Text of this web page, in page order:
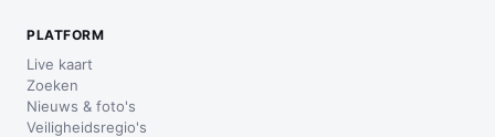
PLATFORM
Live kaart
Zoeken
Nieuws & foto's
Veiligheidsregio's